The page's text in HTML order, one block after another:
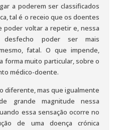
a poderem ser classificados
tal é o receio que os doentes
poder voltar a repetir e, nessa
desfecho poder ser mais
fatal. O que impende,
forma muito particular, sobre o
médico-doente.
diferente, mas que igualmente
grande magnitude nessa
essa sensação ocorre no
de uma doença crónica